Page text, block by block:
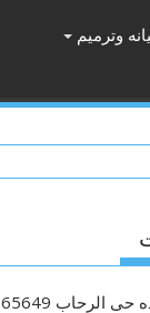
وترميم
0577265649